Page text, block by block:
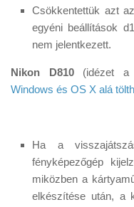
Csökkentettük azt
egyéni beállítások
nem jelentkezett.
Nikon D810(idézet a
Windows és OS X alá
Ha a
fényképezőgép
miközben a
elkészítése után, a